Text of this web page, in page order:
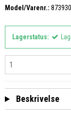
Model/Varenr.: 873930
Lagerstatus:
Beskrivelse